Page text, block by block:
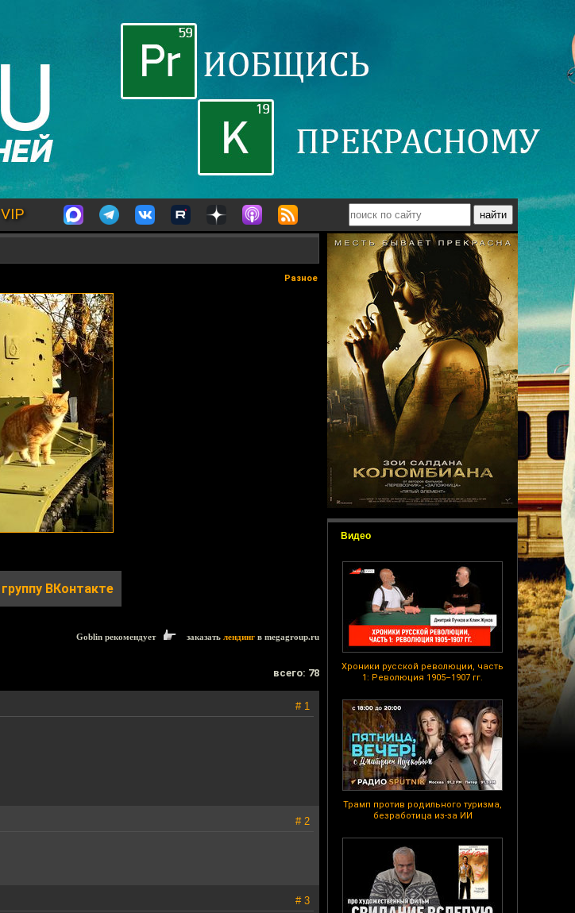
VIP
Видео
Хроники русской революции, часть
1: Революция 1905–1907 гг.
Трамп против родильного туризма,
безработица из-за ИИ
Разное
группу ВКонтакте
Goblin рекомендует заказать лендинг в megagroup.ru
всего: 78
# 1
# 2
# 3